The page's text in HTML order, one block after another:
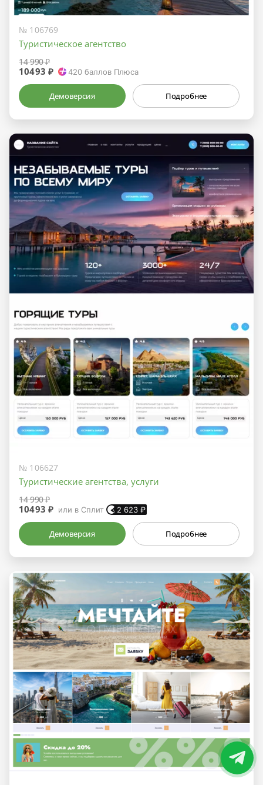
№ 106769
Туристическое агентство
14 990 ₽
10493 ₽ 420 баллов Плюса
Демоверсия Подробнее
№ 106627
Туристические агентства, услуги
14 990 ₽
10493 ₽ или в Сплит 2 623 ₽
Демоверсия Подробнее